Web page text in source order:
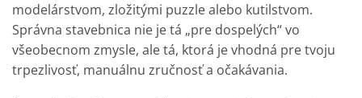
modelárstvom, zložitými puzzle alebo kutilstvom.
Správna stavebnica nie je tá „pre dospelých“ vo
všeobecnom zmysle, ale tá, ktorá je vhodná pre tvoju
trpezlivosť, manuálnu zručnosť a očakávania.